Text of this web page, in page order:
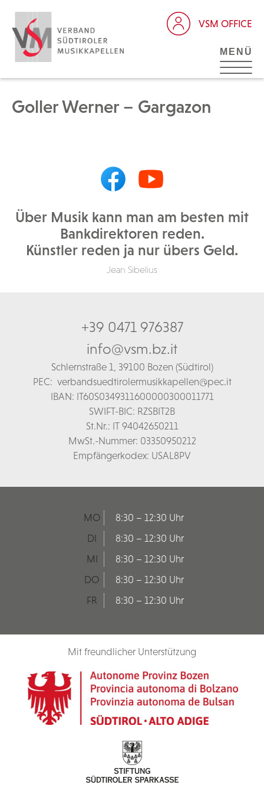
VSM OFFICE
MENÜ
Goller Werner – Gargazon
Über Musik kann man am besten mit
Bankdirektoren reden.
Künstler reden ja nur übers Geld.
Jean Sibelius
+39 0471 976387
info@vsm.bz.it
Schlernstraße 1, 39100 Bozen (Südtirol)
PEC: verbandsuedtirolermusikkapellen@pec.it
IBAN: IT60S0349311600000300011771
SWIFT-BIC: RZSBIT2B
St.Nr.: IT 94042650211
MwSt.-Nummer: 03350950212
Empfängerkodex: USAL8PV
MO
8:30 – 12:30 Uhr
DI
8:30 – 12:30 Uhr
MI
8:30 – 12:30 Uhr
DO
8:30 – 12:30 Uhr
FR
8:30 – 12:30 Uhr
Mit freundlicher Unterstützung